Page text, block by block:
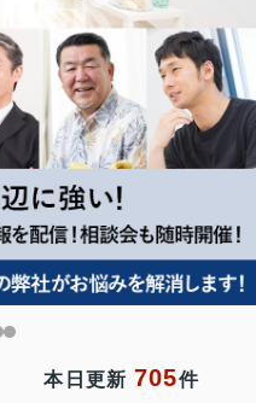
本日更新 705件